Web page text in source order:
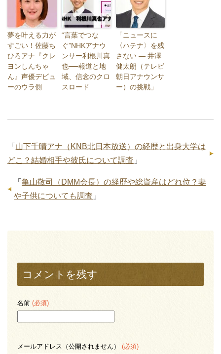
夢を叶える力が
すごい！佐藤ち
ひろアナ『クレ
ヨンしんちゃ
ん』声優デビュ
ーのウラ側
“言葉でつな
ぐ”NHKアナウ
ンサー利根川真
也──報道と地
域、信念のクロ
スロード
「ニュースに
〈ハテナ〉を残
さない — 井澤
健太朗（テレビ
朝日アナウンサ
ー）の挑戦」
「 山下千晴アナ（KNB北日本放送）の経歴と出身大学は
どこ？結婚相手や彼氏について調査 」
「 亀山敬司（DMM会長）の経歴や総資産はどれ位？妻
や子供についても調査 」
コメントを残す
名前 (必須)
メールアドレス（公開されません） (必須)